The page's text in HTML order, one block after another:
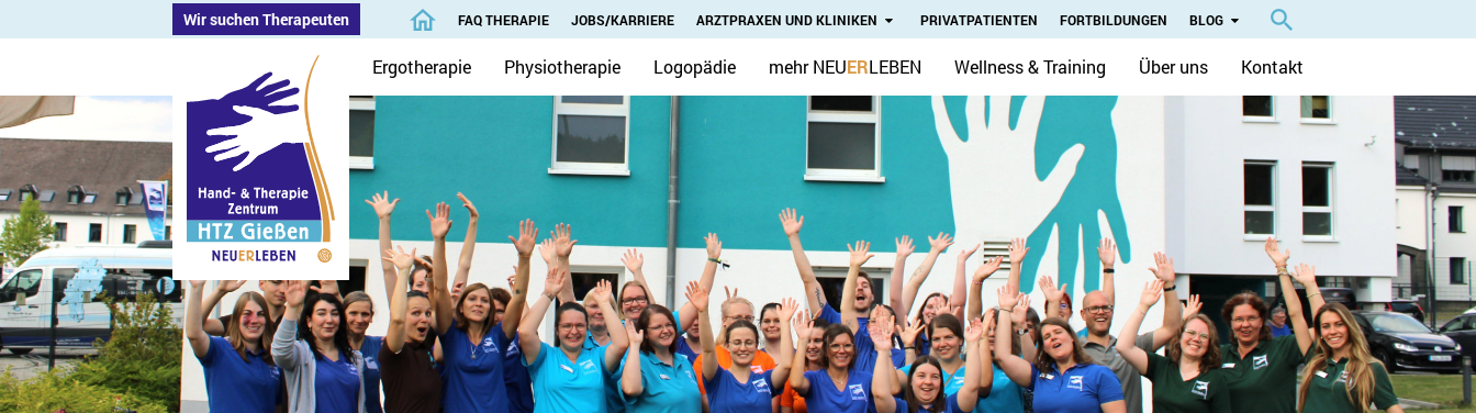
Wir suchen Therapeuten FAQ THERAPIE JOBS/KARRIERE ARZTPRAXEN UND KLINIKEN PRIVATPATIENTEN FORTBILDUNGEN BLOG
Ergotherapie Physiotherapie Logopädie mehr NEUERLEBEN Wellness & Training Über uns Kontakt